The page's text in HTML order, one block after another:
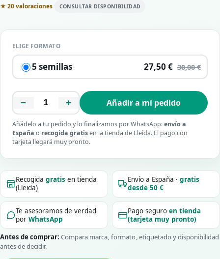
★ 20 valoraciones CONSULTAR DISPONIBILIDAD
ELIGE FORMATO
5 semillas 27,50 € 30,00 €
− + Añadir a mi pedido
Añádelo a tu pedido y lo finalizamos por WhatsApp:envío a
España o recogida gratisen la tienda de Lleida. El pago con
tarjeta llegará muy pronto.
Recogidagratis en tienda
(Lleida)
Envío a España ·gratis
desde 50 €
Te asesoramos de verdad
porWhatsApp
Pago seguroen tienda
(tarjeta muy pronto)
Antes de comprar: Compara marca, formato, etiquetado y disponibilidad
antes de decidir.